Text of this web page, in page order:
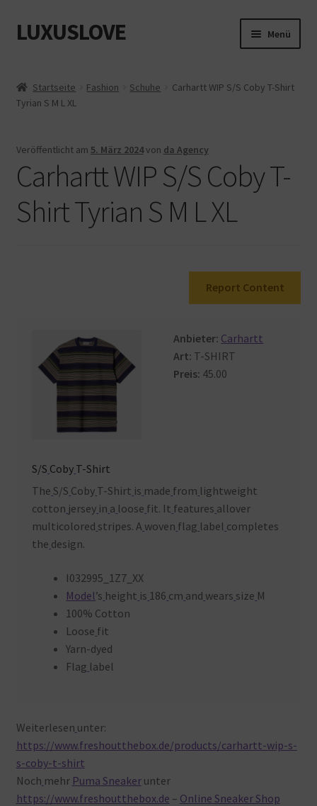
Zur
Navigation
Zum
Inhalt
LUXUSLOVE Menü
Cookie-Richtlinie (EU)
Datenschutz
Impressum
Kasse
Startseite Fashion Schuhe
Carhartt WIP S/S Coby T-Shirt
Tyrian S M L XL
Veröffentlicht am 5. März 2024von da Agency
Carhartt WIP S/S Coby T-
Shirt Tyrian S M L XL
Report Content
Anbieter: Carhartt
Art: T-SHIRT
Preis: 45.00
S/S Coby T-Shirt
The S/S Coby T-Shirt is made from lightweight
cotton jersey in a loose fit. It features allover
multicolored stripes. A woven flag label completes
the design.
I032995_1Z7_XX
Model’s height is 186 cm and wears size M
100% Cotton
Loose fit
Yarn-dyed
Flag label
Weiterlesen unter:
https://www.freshoutthebox.de/products/carhartt-wip-s-
s-coby-t-shirt
Noch mehr Puma Sneakerunter
https://www.freshoutthebox.de – Online Sneaker Shop